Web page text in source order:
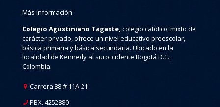
Más información
Colegio Agustiniano Tagaste, colegio católico, mixto de
carácter privado, ofrece un nivel educativo preescolar,
básica primaria y básica secundaria. Ubicado en la
localidad de Kennedy al suroccidente Bogotá D.C.,
Colombia.
Carrera 88 # 11A-21
PBX. 4252880